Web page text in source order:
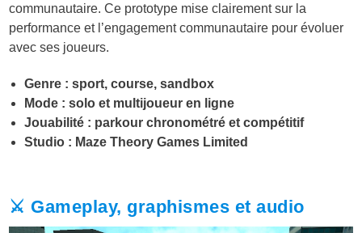
communautaire. Ce prototype mise clairement sur la
performance et l’engagement communautaire pour évoluer
avec ses joueurs.
Genre : sport, course, sandbox
Mode : solo et multijoueur en ligne
Jouabilité : parkour chronométré et compétitif
Studio : Maze Theory Games Limited
⚔️ Gameplay, graphismes et audio